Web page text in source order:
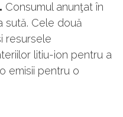
. Consumul anunţat în
sută. Cele două
resursele
litiu-ion pentru a
emisii pentru o